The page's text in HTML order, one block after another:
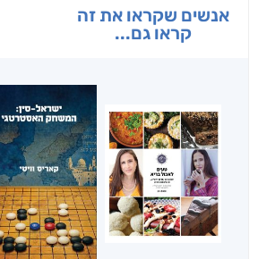
אנשים שקראו את זה
קראו גם...